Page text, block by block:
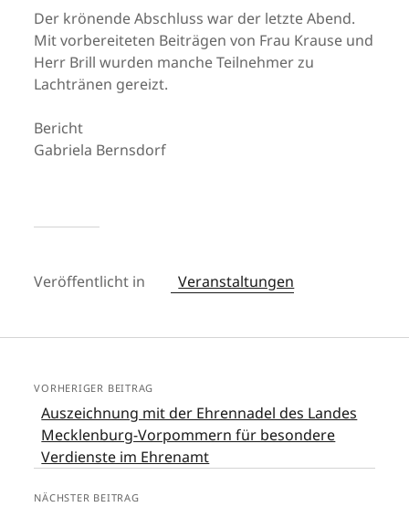
Der krönende Abschluss war der letzte Abend.
Mit vorbereiteten Beiträgen von Frau Krause und
Herr Brill wurden manche Teilnehmer zu
Lachtränen gereizt.
Bericht
Gabriela Bernsdorf
Veröffentlicht in Veranstaltungen
VORHERIGER BEITRAG
Auszeichnung mit der Ehrennadel des Landes
Mecklenburg-Vorpommern für besondere
Verdienste im Ehrenamt
NÄCHSTER BEITRAG